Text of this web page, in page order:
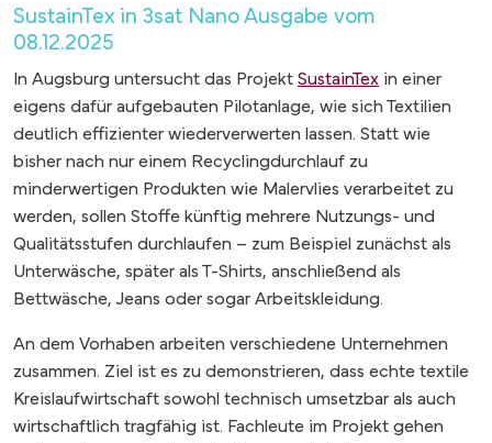
SustainTex in 3sat Nano Ausgabe vom
08.12.2025
In Augsburg untersucht das Projekt SustainTex in einer
eigens dafür aufgebauten Pilotanlage, wie sich Textilien
deutlich effizienter wiederverwerten lassen. Statt wie
bisher nach nur einem Recyclingdurchlauf zu
minderwertigen Produkten wie Malervlies verarbeitet zu
werden, sollen Stoffe künftig mehrere Nutzungs- und
Qualitätsstufen durchlaufen – zum Beispiel zunächst als
Unterwäsche, später als T-Shirts, anschließend als
Bettwäsche, Jeans oder sogar Arbeitskleidung.
An dem Vorhaben arbeiten verschiedene Unternehmen
zusammen. Ziel ist es zu demonstrieren, dass echte textile
Kreislaufwirtschaft sowohl technisch umsetzbar als auch
wirtschaftlich tragfähig ist. Fachleute im Projekt gehen